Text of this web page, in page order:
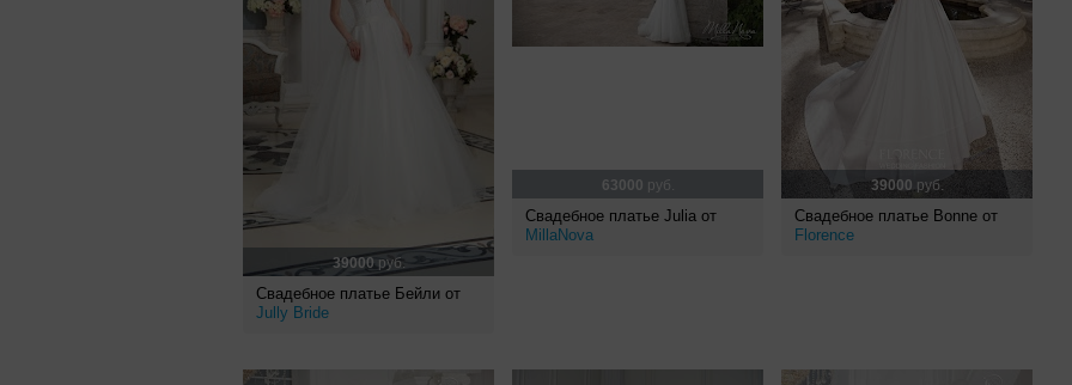
39000руб.
Свадебное платье Бейли от
Jully Bride
63000 руб.
Свадебное платье Julia от
MillaNova
39000 руб.
Свадебное платье Bonne от
Florence